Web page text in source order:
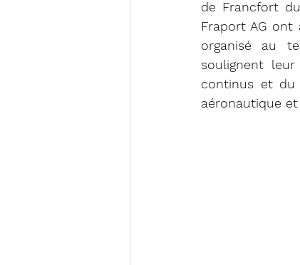
de Francfort
Fraport AG ont
organisé au
soulignent leur
continus et du
aéronautique